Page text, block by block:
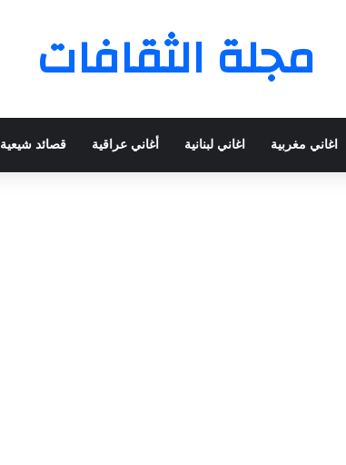
مجلة الثقافات
اغاني مغربية اغاني لبنانية أغاني عراقية قصائد شيعية